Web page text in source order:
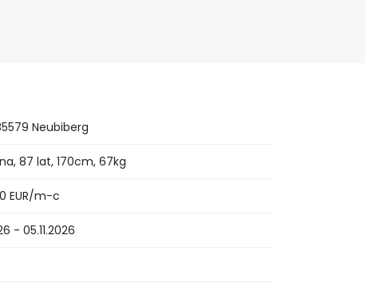
Neubiberg
87 lat, 170cm, 67kg
EUR/m-c
- 05.11.2026